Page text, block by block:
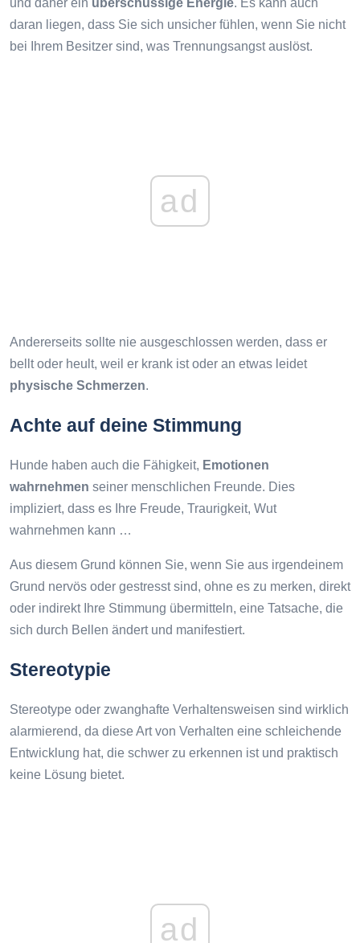
und daher ein überschüssige Energie. Es kann auch
daran liegen, dass Sie sich unsicher fühlen, wenn Sie nicht
bei Ihrem Besitzer sind, was Trennungsangst auslöst.
ad
Andererseits sollte nie ausgeschlossen werden, dass er
bellt oder heult, weil er krank ist oder an etwas leidet
physische Schmerzen.
Achte auf deine Stimmung
Hunde haben auch die Fähigkeit, Emotionen
wahrnehmen seiner menschlichen Freunde. Dies
impliziert, dass es Ihre Freude, Traurigkeit, Wut
wahrnehmen kann …
Aus diesem Grund können Sie, wenn Sie aus irgendeinem
Grund nervös oder gestresst sind, ohne es zu merken, direkt
oder indirekt Ihre Stimmung übermitteln, eine Tatsache, die
sich durch Bellen ändert und manifestiert.
Stereotypie
Stereotype oder zwanghafte Verhaltensweisen sind wirklich
alarmierend, da diese Art von Verhalten eine schleichende
Entwicklung hat, die schwer zu erkennen ist und praktisch
keine Lösung bietet.
ad